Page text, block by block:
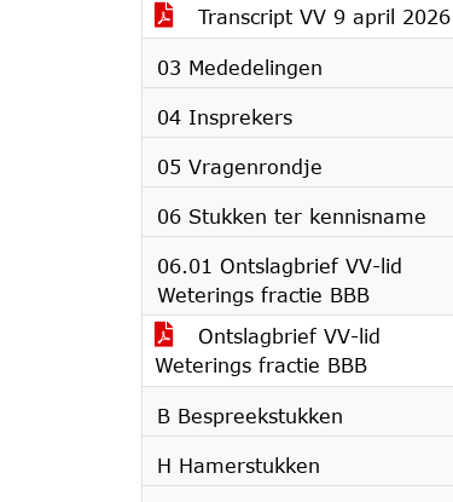
Transcript VV 9 april 2026
03 Mededelingen
04 Insprekers
05 Vragenrondje
06 Stukken ter kennisname
06.01 Ontslagbrief VV-lid
Weterings fractie BBB
Ontslagbrief VV-lid
Weterings fractie BBB
B Bespreekstukken
H Hamerstukken